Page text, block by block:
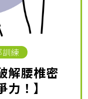
練
解腰椎密
！】